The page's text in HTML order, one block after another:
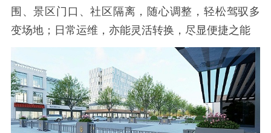
围、景区门口、社区隔离，随心调整，轻松驾驭多
变场地；日常运维，亦能灵活转换，尽显便捷之能